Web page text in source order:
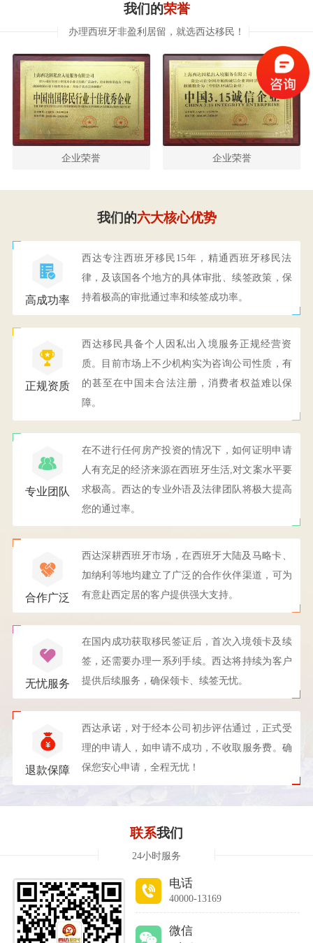
我们的荣誉
办理西班牙非盈利居留，就选西达移民！
企业荣誉 企业荣誉
我们的六大核心优势
高成功率
西达专注西班牙移民15年，精通西班牙移民法
律，及该国各个地方的具体审批、续签政策，保
持着极高的审批通过率和续签成功率。
正规资质
西达移民具备个人因私出入境服务正规经营资
质。目前市场上不少机构实为咨询公司性质，有
的甚至在中国未合法注册，消费者权益难以保
障。
专业团队
在不进行任何房产投资的情况下，如何证明申请
人有充足的经济来源在西班牙生活,对文案水平要
求极高。西达的专业外语及法律团队将极大提高
您的通过率。
合作广泛
西达深耕西班牙市场，在西班牙大陆及马略卡、
加纳利等地均建立了广泛的合作伙伴渠道，可为
有意赴西定居的客户提供强大支持。
无忧服务
在国内成功获取移民签证后，首次入境领卡及续
签，还需要办理一系列手续。西达将持续为客户
提供后续服务，确保领卡、续签无忧。
退款保障
西达承诺，对于经本公司初步评估通过，正式受
理的申请人，如申请不成功，不收取服务费。确
保您安心申请，全程无忧！
联系我们
24小时服务
电话
40000-13169
微信